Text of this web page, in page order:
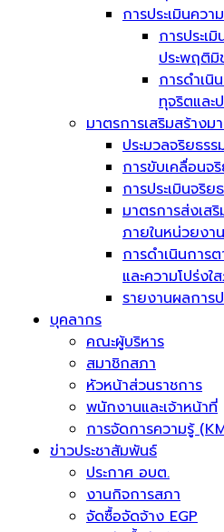
การประเมินคว
การประเ
ประพฤติมิ
การดำเนิ
ทุจริตและ
มาตรการเสริมสร้างม
ประมวลจริยธร
การขับเคลื่อนจ
การประเมินจริย
มาตรการส่งเส
ภายในหน่วยงาน
การดำเนินการ
และความโปร่ง
รายงานผลการ
บุคลากร
คณะผู้บริหาร
สมาชิกสภา
หัวหน้าส่วนราชการ
พนักงานและเจ้าหน้าที่
การจัดการความรู้
ข่าวประชาสัมพันธ์
ประกาศ อบต.
งานกิจการสภา
จัดซื้อจัดจ้าง EGP